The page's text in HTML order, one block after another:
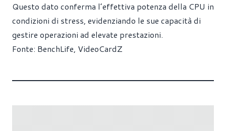
Questo dato conferma l’effettiva potenza della CPU in
condizioni di stress, evidenziando le sue capacità di
gestire operazioni ad elevate prestazioni.
Fonte: BenchLife, VideoCardZ